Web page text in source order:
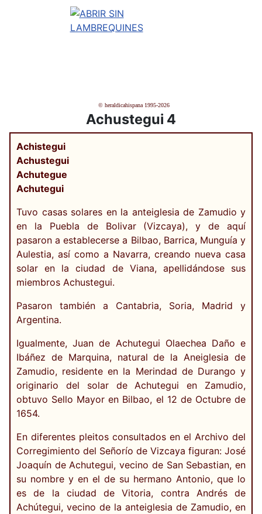
© heraldicahispana 1995-2026
Achustegui 4
Achistegui
Achustegui
Achutegue
Achutegui
Tuvo casas solares en la anteiglesia de Zamudio y
en la Puebla de Bolivar (Vizcaya), y de aquí
pasaron a establecerse a Bilbao, Barrica, Munguía y
Aulestia, así como a Navarra, creando nueva casa
solar en la ciudad de Viana, apellidándose sus
miembros Achustegui.
Pasaron también a Cantabria, Soria, Madrid y
Argentina.
Igualmente, Juan de Achutegui Olaechea Daño e
Ibáñez de Marquina, natural de la Aneiglesia de
Zamudio, residente en la Merindad de Durango y
originario del solar de Achutegui en Zamudio,
obtuvo Sello Mayor en Bilbao, el 12 de Octubre de
1654.
En diferentes pleitos consultados en el Archivo del
Corregimiento del Señorío de Vizcaya figuran: José
Joaquín de Achutegui, vecino de San Sebastian, en
su nombre y en el de su hermano Antonio, que lo
es de la ciudad de Vitoria, contra Andrés de
Achútegui, vecino de la anteiglesia de Zamudio, en